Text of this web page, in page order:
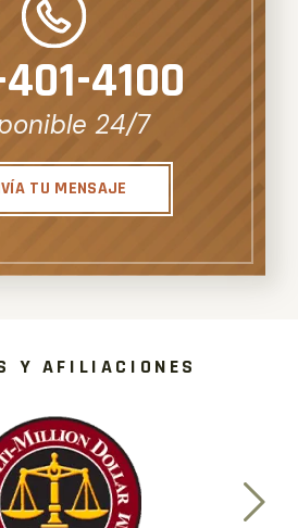
4100
24/7
TU MENSAJE
Y AFILIACIONES